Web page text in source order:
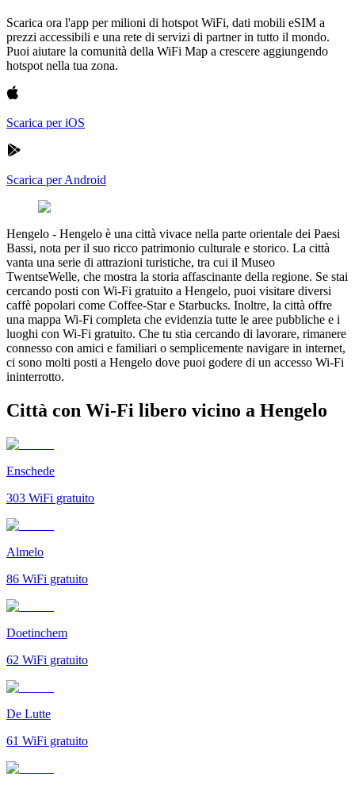
Scarica ora l'app per milioni di hotspot WiFi, dati mobili eSIM a
prezzi accessibili e una rete di servizi di partner in tutto il mondo.
Puoi aiutare la comunità della WiFi Map a crescere aggiungendo
hotspot nella tua zona.
Scarica per iOS
Scarica per Android
Hengelo - Hengelo è una città vivace nella parte orientale dei Paesi
Bassi, nota per il suo ricco patrimonio culturale e storico. La città
vanta una serie di attrazioni turistiche, tra cui il Museo
TwentseWelle, che mostra la storia affascinante della regione. Se stai
cercando posti con Wi-Fi gratuito a Hengelo, puoi visitare diversi
caffè popolari come Coffee-Star e Starbucks. Inoltre, la città offre
una mappa Wi-Fi completa che evidenzia tutte le aree pubbliche e i
luoghi con Wi-Fi gratuito. Che tu stia cercando di lavorare, rimanere
connesso con amici e familiari o semplicemente navigare in internet,
ci sono molti posti a Hengelo dove puoi godere di un accesso Wi-Fi
ininterrotto.
Città con Wi-Fi libero vicino a Hengelo
Enschede
303 WiFi gratuito
Almelo
86 WiFi gratuito
Doetinchem
62 WiFi gratuito
De Lutte
61 WiFi gratuito